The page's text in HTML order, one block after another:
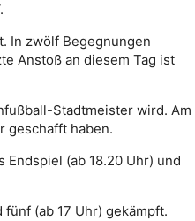
In zwölf Begegnungen
Anstoß an diesem Tag ist
Stadtmeister wird. Am
geschafft haben.
(ab 18.20 Uhr) und
(ab 17 Uhr) gekämpft.